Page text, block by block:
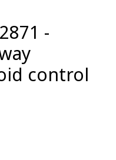
-
control